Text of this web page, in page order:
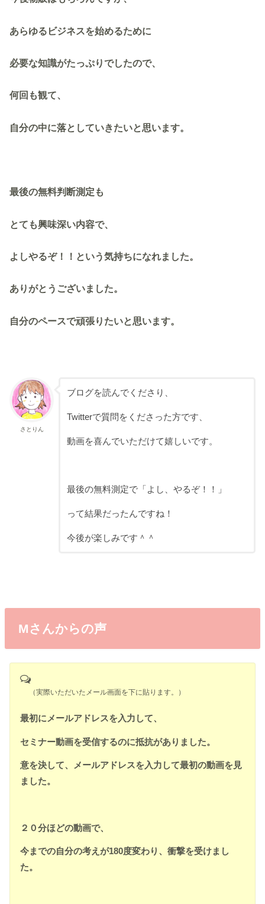
あらゆるビジネスを始めるために
必要な知識がたっぷりでしたので、
何回も観て、
自分の中に落としていきたいと思います。
最後の無料判断測定も
とても興味深い内容で、
よしやるぞ！！という気持ちになれました。
ありがとうございました。
自分のペースで頑張りたいと思います。
さとりん
ブログを読んでくださり、
Twitterで質問をくださった方です、
動画を喜んでいただけて嬉しいです。
最後の無料測定で「よし、やるぞ！！」
って結果だったんですね！
今後が楽しみです＾＾
Mさんからの声
（実際いただいたメール画面を下に貼ります。）
最初にメールアドレスを入力して、
セミナー動画を受信するのに抵抗がありました。
意を決して、メールアドレスを入力して最初の動画を見
ました。
２０分ほどの動画で、
今までの自分の考えが180度変わり、衝撃を受けまし
た。